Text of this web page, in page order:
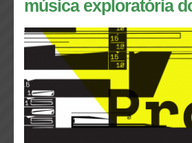
música exploratória